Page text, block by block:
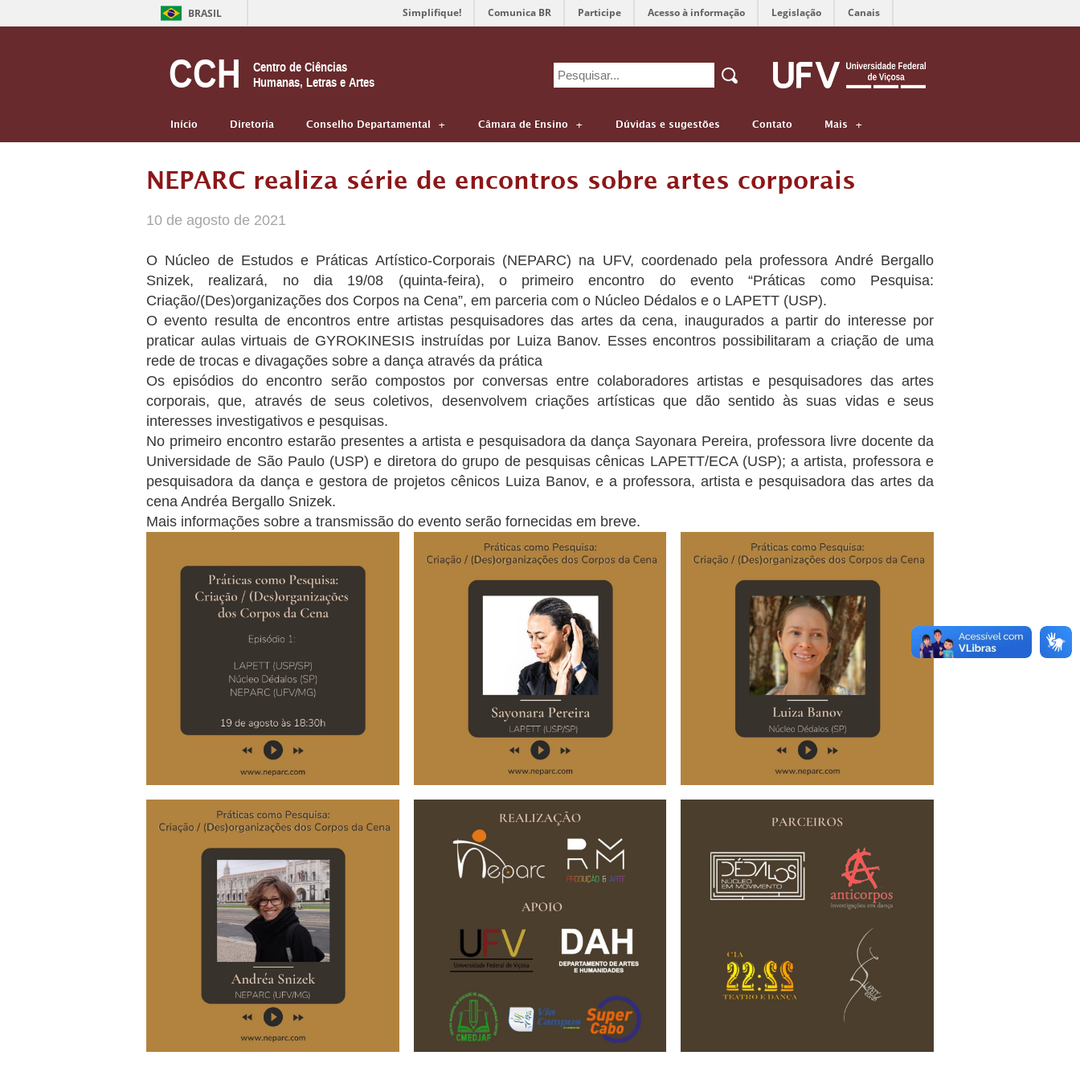
BRASIL Simplifique! Comunica BR Participe Acesso à informação Legislação Canais
CCH
Centro de Ciências
Humanas, Letras e Artes
Search
for:
Início Diretoria Conselho Departamental Câmara de Ensino Dúvidas e sugestões Contato Mais
NEPARC realiza série de encontros sobre artes corporais
10 de agosto de 2021
O Núcleo de Estudos e Práticas Artístico-Corporais (NEPARC) na UFV, coordenado pela professora André Bergallo
Snizek, realizará, no dia 19/08 (quinta-feira), o primeiro encontro do evento “Práticas como Pesquisa:
Criação/(Des)organizações dos Corpos na Cena”, em parceria com o Núcleo Dédalos e o LAPETT (USP).
O evento resulta de encontros entre artistas pesquisadores das artes da cena, inaugurados a partir do interesse por
praticar aulas virtuais de GYROKINESIS instruídas por Luiza Banov. Esses encontros possibilitaram a criação de uma
rede de trocas e divagações sobre a dança através da prática
Os episódios do encontro serão compostos por conversas entre colaboradores artistas e pesquisadores das artes
corporais, que, através de seus coletivos, desenvolvem criações artísticas que dão sentido às suas vidas e seus
interesses investigativos e pesquisas.
No primeiro encontro estarão presentes a artista e pesquisadora da dança Sayonara Pereira, professora livre docente da
Universidade de São Paulo (USP) e diretora do grupo de pesquisas cênicas LAPETT/ECA (USP); a artista, professora e
pesquisadora da dança e gestora de projetos cênicos Luiza Banov, e a professora, artista e pesquisadora das artes da
cena Andréa Bergallo Snizek.
Mais informações sobre a transmissão do evento serão fornecidas em breve.